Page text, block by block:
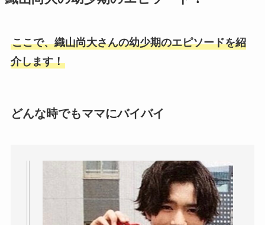
ここで、織山尚大さんの幼少期のエピソードを紹
介します！
どんな時でもママにバイバイ